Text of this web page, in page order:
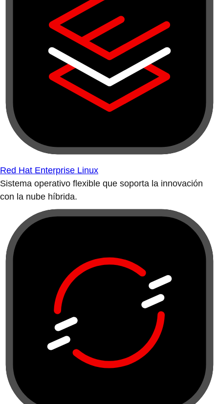
Red Hat Enterprise Linux
Sistema operativo flexible que soporta la innovación
con la nube híbrida.